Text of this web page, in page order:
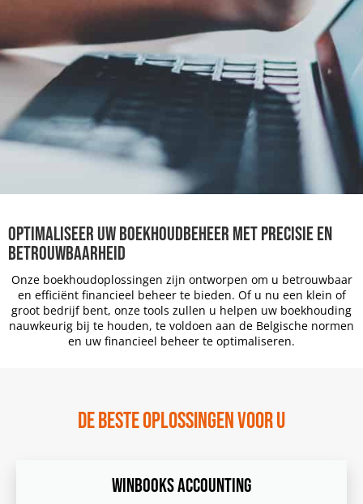
OPTIMALISEER UW BOEKHOUDBEHEER MET PRECISIE EN
BETROUWBAARHEID
Onze boekhoudoplossingen zijn ontworpen om u betrouwbaar
en efficiënt financieel beheer te bieden. Of u nu een klein of
groot bedrijf bent, onze tools zullen u helpen uw boekhouding
nauwkeurig bij te houden, te voldoen aan de Belgische normen
en uw financieel beheer te optimaliseren.
DE BESTE OPLOSSINGEN VOOR U
WINBOOKS ACCOUNTING